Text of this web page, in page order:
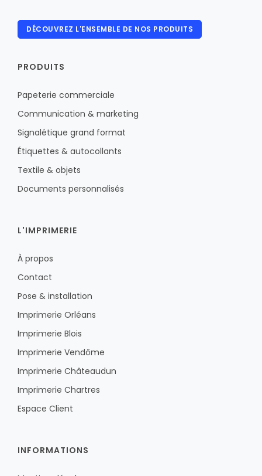
DÉCOUVREZ L'ENSEMBLE DE NOS PRODUITS
PRODUITS
Papeterie commerciale
Communication & marketing
Signalétique grand format
Étiquettes & autocollants
Textile & objets
Documents personnalisés
L'IMPRIMERIE
À propos
Contact
Pose & installation
Imprimerie Orléans
Imprimerie Blois
Imprimerie Vendôme
Imprimerie Châteaudun
Imprimerie Chartres
Espace Client
INFORMATIONS